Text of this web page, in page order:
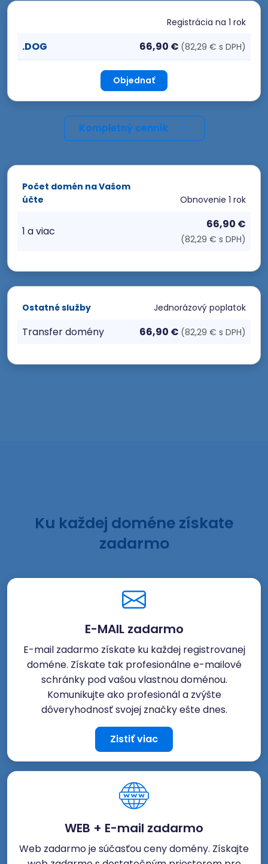
Registrácia na 1 rok
.DOG 66,90 € (82,29 € s DPH)
Objednať
Kompletný cenník
Počet domén na Vašom
účte
Obnovenie 1 rok
1 a viac
66,90 €
(82,29 € s DPH)
Ostatné služby Jednorázový poplatok
Transfer domény 66,90 € (82,29 € s DPH)
Ku každej doméne získate
zadarmo
E-MAIL zadarmo
E-mail zadarmo získate ku každej registrovanej
doméne. Získate tak profesionálne e-mailové
schránky pod vašou vlastnou doménou.
Komunikujte ako profesionál a zvýšte
dôveryhodnosť svojej značky ešte dnes.
Zistiť viac
WEB + E-mail zadarmo
Web zadarmo je súčasťou ceny domény. Získajte